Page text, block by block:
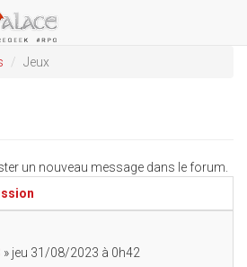
Jeux
un nouveau message dans le forum.
» jeu 31/08/2023 à 0h42